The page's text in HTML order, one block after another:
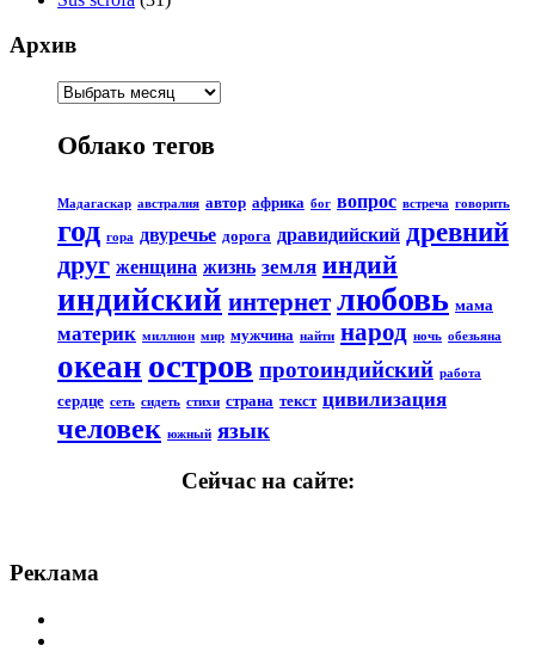
Архив
Облако тегов
Мадагаскар австралия автор африка бог вопрос встреча говорить
год гора двуречье дорога дравидийский древний
друг женщина жизнь земля индий
индийский интернет любовь мама
материк миллион мир мужчина найти народ ночь обезьяна
океан остров протоиндийский работа
сердце сеть сидеть стихи страна текст цивилизация
человек южный язык
Сейчас на сайте:
Реклама